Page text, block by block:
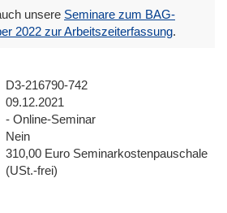
unsere Seminare zum BAG-
2022 zur Arbeitszeiterfassung.
D3-216790-742
09.12.2021
- Online-Seminar
Nein
310,00 Euro Seminarkostenpauschale
(USt.-frei)